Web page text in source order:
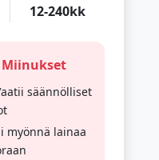
12-240kk
Miinukset
säännölliset
myönnä lainaa